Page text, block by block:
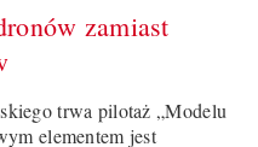
zamiast
trwa pilotaż „Modelu
elementem jest